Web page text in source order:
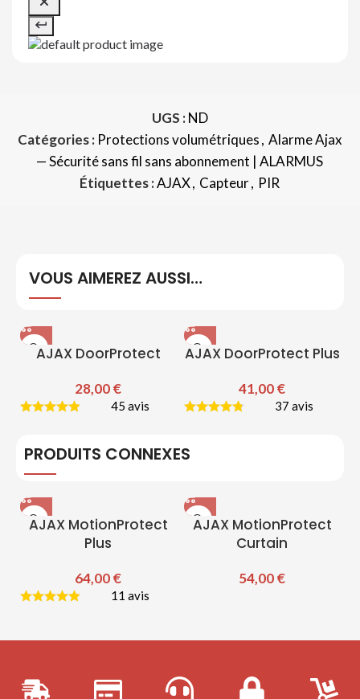
UGS :ND
Catégories : Protections volumétriques, Alarme Ajax
— Sécurité sans fil sans abonnement | ALARMUS
Étiquettes :AJAX, Capteur, PIR
VOUS AIMEREZ AUSSI…
AJAX DoorProtect
28,00€
45 avis
AJAX DoorProtect Plus
41,00€
37 avis
PRODUITS CONNEXES
AJAX MotionProtect
Plus
64,00€
11 avis
AJAX MotionProtect
Curtain
54,00€